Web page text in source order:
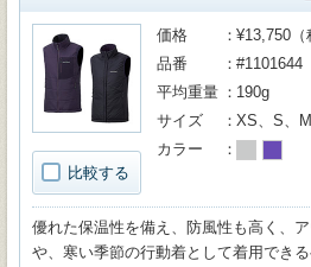
比較する
価格
¥13,750（
品番
#1101644
平均重量
190g
サイズ
XS、S、
カラー
優れた保温性を備え、防風性も高く、
や、寒い季節の行動着として着用でき